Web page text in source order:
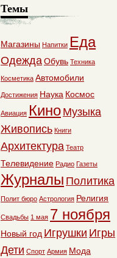
Темы
Магазины Напитки Еда
ОдеждаОбувь Техника
Косметика Автомобили
Достижения Наука Космос
Авиация Кино Музыка
Живопись Книги
Архитектура Театр
Телевидение Радио Газеты
Журналы Политика
Полит бюро Астрология Религия
Свадьбы 1 мая 7 ноября
Новый год Игрушки Игры
Дети Спорт Армия Мода